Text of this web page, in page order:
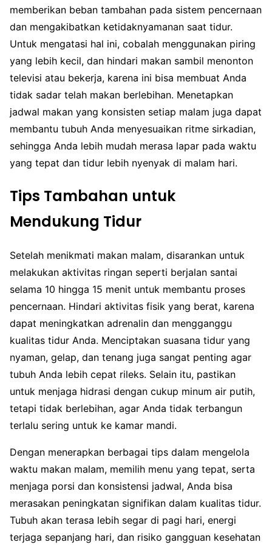
memberikan beban tambahan pada sistem pencernaan
dan mengakibatkan ketidaknyamanan saat tidur.
Untuk mengatasi hal ini, cobalah menggunakan piring
yang lebih kecil, dan hindari makan sambil menonton
televisi atau bekerja, karena ini bisa membuat Anda
tidak sadar telah makan berlebihan. Menetapkan
jadwal makan yang konsisten setiap malam juga dapat
membantu tubuh Anda menyesuaikan ritme sirkadian,
sehingga Anda lebih mudah merasa lapar pada waktu
yang tepat dan tidur lebih nyenyak di malam hari.
Tips Tambahan untuk
Mendukung Tidur
Setelah menikmati makan malam, disarankan untuk
melakukan aktivitas ringan seperti berjalan santai
selama 10 hingga 15 menit untuk membantu proses
pencernaan. Hindari aktivitas fisik yang berat, karena
dapat meningkatkan adrenalin dan mengganggu
kualitas tidur Anda. Menciptakan suasana tidur yang
nyaman, gelap, dan tenang juga sangat penting agar
tubuh Anda lebih cepat rileks. Selain itu, pastikan
untuk menjaga hidrasi dengan cukup minum air putih,
tetapi tidak berlebihan, agar Anda tidak terbangun
terlalu sering untuk ke kamar mandi.
Dengan menerapkan berbagai tips dalam mengelola
waktu makan malam, memilih menu yang tepat, serta
menjaga porsi dan konsistensi jadwal, Anda bisa
merasakan peningkatan signifikan dalam kualitas tidur.
Tubuh akan terasa lebih segar di pagi hari, energi
terjaga sepanjang hari, dan risiko gangguan kesehatan